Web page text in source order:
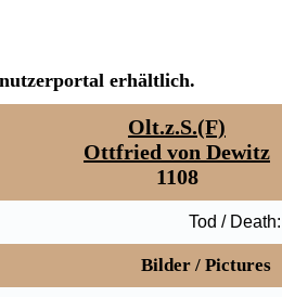
erhältlich.
Olt.z.S.(F)
Ottfried von Dewitz
1108
Tod / Death:
Bilder / Pictures